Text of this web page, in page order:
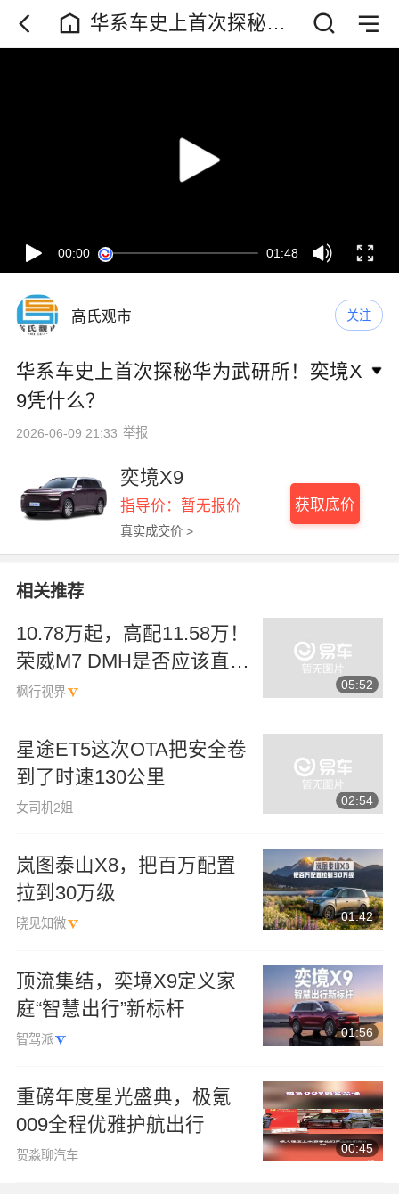
华系车史上首次探秘华
为武研所！奕境X9凭什
00:00 01:48
高氏观市 关注
华系车史上首次探秘华为武研所！奕境X
9凭什么？
2026-06-09 21:33 举报
奕境X9
指导价：暂无报价
真实成交价 >
获取底价
相关推荐
10.78万起，高配11.58万！
荣威M7 DMH是否应该直接
买顶配？
枫行视界
05:52
星途ET5这次OTA把安全卷
到了时速130公里
女司机2姐
02:54
岚图泰山X8，把百万配置
拉到30万级
晓见知微
01:42
顶流集结，奕境X9定义家
庭“智慧出行”新标杆
智驾派
01:56
重磅年度星光盛典，极氪
009全程优雅护航出行
贺淼聊汽车
00:45